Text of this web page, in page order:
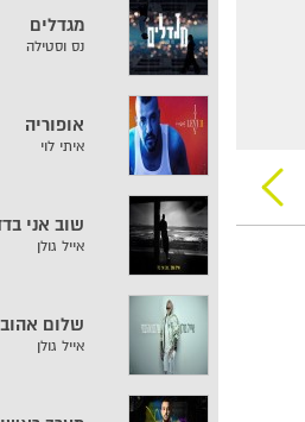
מגדלים
נס וסטילה
אופוריה
איתי לוי
שוב אני
אייל גולן
שלום
אייל גולן